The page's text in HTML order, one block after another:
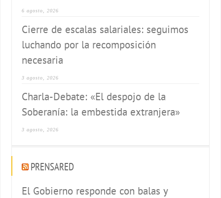
6 agosto, 2026
Cierre de escalas salariales: seguimos
luchando por la recomposición
necesaria
3 agosto, 2026
Charla-Debate: «El despojo de la
Soberanía: la embestida extranjera»
3 agosto, 2026
PRENSARED
El Gobierno responde con balas y